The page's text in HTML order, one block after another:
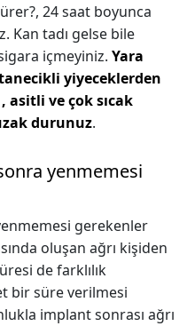
24 saat boyunca
Kan tadı gelse bile
içmeyiniz. Yara
yiyeceklerden
ve çok sıcak
durunuz.
yenmemesi
gerekenler
oluşan ağrı kişiden
de farklılık
bir süre verilmesi
implant sonrası ağrı